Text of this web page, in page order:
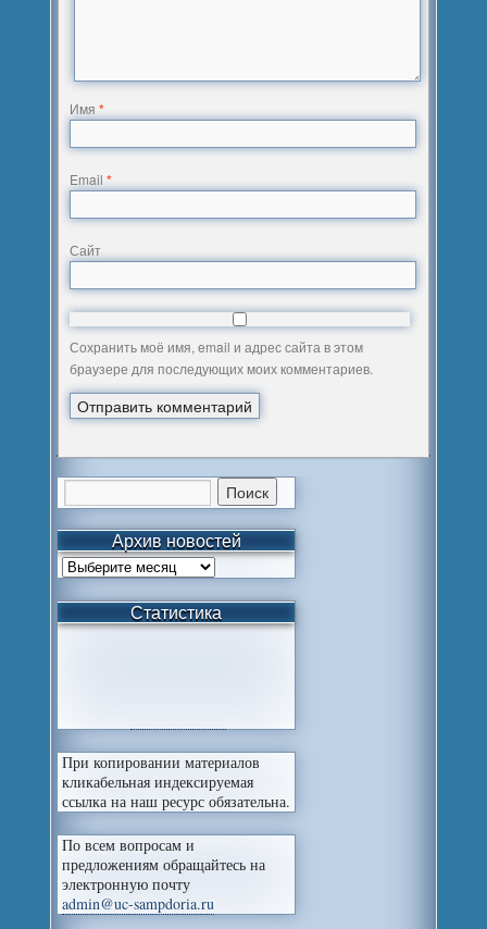
Имя*
Email*
Сайт
Сохранить моё имя, email и адрес сайта в этом
браузере для последующих моих комментариев.
Архив новостей
Статистика
При копировании материалов
кликабельная индексируемая
ссылка на наш ресурс обязательна.
По всем вопросам и
предложениям обращайтесь на
электронную почту
admin@uc-sampdoria.ru